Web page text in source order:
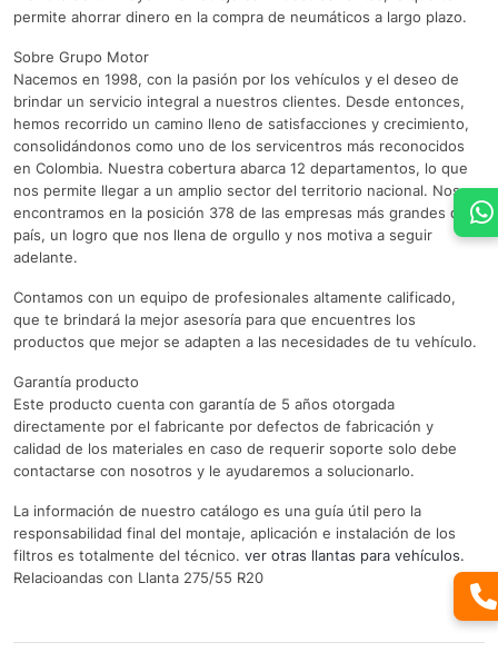
permite ahorrar dinero en la compra de neumáticos a largo plazo.
Sobre Grupo Motor
Nacemos en 1998, con la pasión por los vehículos y el deseo de
brindar un servicio integral a nuestros clientes. Desde entonces,
hemos recorrido un camino lleno de satisfacciones y crecimiento,
consolidándonos como uno de los servicentros más reconocidos
en Colombia. Nuestra cobertura abarca 12 departamentos, lo que
nos permite llegar a un amplio sector del territorio nacional. Nos
encontramos en la posición 378 de las empresas más grandes del
país, un logro que nos llena de orgullo y nos motiva a seguir
adelante.
Contamos con un equipo de profesionales altamente calificado,
que te brindará la mejor asesoría para que encuentres los
productos que mejor se adapten a las necesidades de tu vehículo.
Garantía producto
Este producto cuenta con garantía de 5 años otorgada
directamente por el fabricante por defectos de fabricación y
calidad de los materiales en caso de requerir soporte solo debe
contactarse con nosotros y le ayudaremos a solucionarlo.
La información de nuestro catálogo es una guía útil pero la
responsabilidad final del montaje, aplicación e instalación de los
filtros es totalmente del técnico. ver otras llantas para vehículos.
Relacioandas con Llanta 275/55 R20